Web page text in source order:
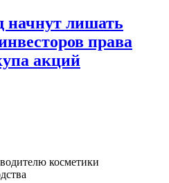
начнут лишать
права
акций
косметики